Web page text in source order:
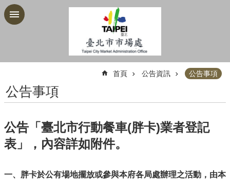
跳到主要內容區塊
首頁 公告資訊 公告事項
公告事項
公告「臺北市行動餐車(胖卡)業者登記
表」，內容詳如附件。
一、胖卡於公有場地擺放或參與本府各局處辦理之活動，由本